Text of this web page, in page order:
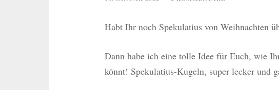
Habt Ihr noch Spekulatius von Weihnachten
Dann habe ich eine tolle Idee für Euch, wie
könnt! Spekulatius-Kugeln, super lecker und